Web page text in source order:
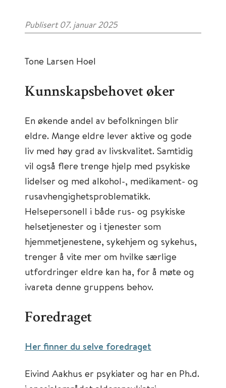
Publisert 07. januar 2025
Tone Larsen Hoel
Kunnskapsbehovet øker
En økende andel av befolkningen blir
eldre. Mange eldre lever aktive og gode
liv med høy grad av livskvalitet. Samtidig
vil også flere trenge hjelp med psykiske
lidelser og med alkohol-, medikament- og
rusavhengighetsproblematikk.
Helsepersonell i både rus- og psykiske
helsetjenester og i tjenester som
hjemmetjenestene, sykehjem og sykehus,
trenger å vite mer om hvilke særlige
utfordringer eldre kan ha, for å møte og
ivareta denne gruppens behov.
Foredraget
Her finner du selve foredraget
Eivind Aakhus er psykiater og har en Ph.d.